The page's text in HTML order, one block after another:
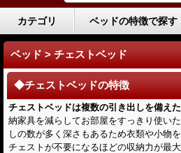
カテゴリ ベッドの特徴で探す
ベッド > チェストベッド
◆チェストベッドの特徴
チェストベッドは複数の引き出しを備え
納家具を減らしてお部屋をすっきり使い
しの数が多く深さもあるため衣類や小物
チェストが不要になるほどの収納力が最